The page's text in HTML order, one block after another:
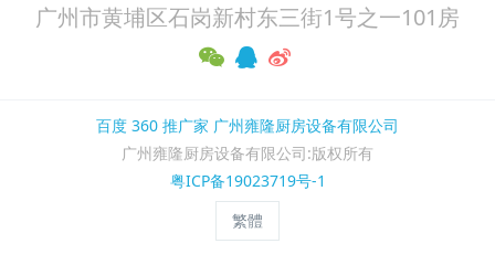
广州市黄埔区石岗新村东三街1号之一101房
百度 360 推广家 广州雍隆厨房设备有限公司
广州雍隆厨房设备有限公司:版权所有
粤ICP备19023719号-1
繁體